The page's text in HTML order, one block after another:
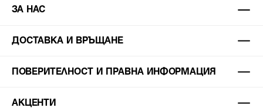
ЗА НАС
ДОСТАВКА И ВРЪЩАНЕ
ПОВЕРИТЕЛНОСТ И ПРАВНА ИНФОРМАЦИЯ
АКЦЕНТИ